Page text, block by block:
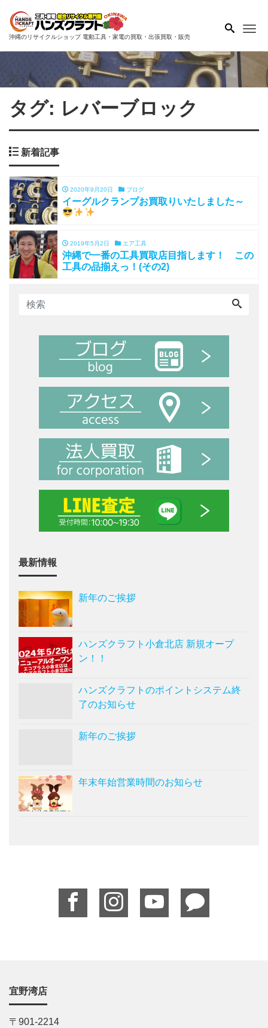
沖縄のリサイクルショップ 電動工具・家電の買取・出張買取・販売
タグ: レバーブロック
新着記事
2020年9月20日 ブログ
イーグルクランプお買取りいたしました～
2019年5月2日 エア工具
沖縄で一番の工具買取店目指します！ この
工具の品揃えっ！(その2)
最新情報
新年のご挨拶
ハンズクラフト小倉北店 新規オープ
ン！！
ハンズクラフトのポイントシステム終
了のお知らせ
新年のご挨拶
年末年始営業時間のお知らせ
宜野湾店
〒901-2214